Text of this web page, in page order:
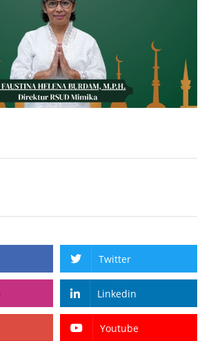
Twitter
Linkedin
Youtube